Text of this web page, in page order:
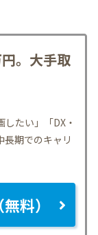
。大手取
したい」「DX・
期でのキャリ
料）